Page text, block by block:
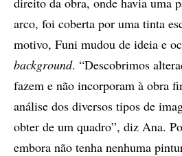
arco, foi coberta por uma tinta
motivo, Funi mudou de ideia e
background. “Descobrimos
fazem e não incorporam à obra
análise dos diversos tipos de
obter de um quadro”, diz Ana.
embora não tenha nenhuma